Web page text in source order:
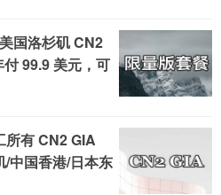
国洛杉矶 CN2
99.9 美元，可
所有 CN2 GIA
/中国香港/日本东